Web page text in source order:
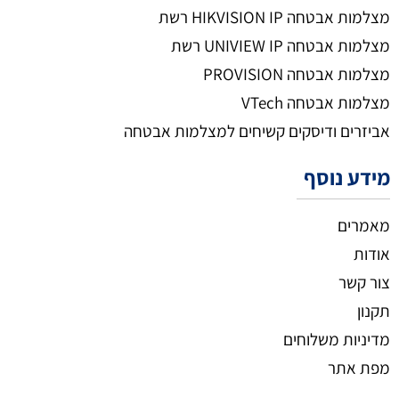
מצלמות אבטחה HIKVISION IP רשת
מצלמות אבטחה UNIVIEW IP רשת
מצלמות אבטחה PROVISION
מצלמות אבטחה VTech
אביזרים ודיסקים קשיחים למצלמות אבטחה
מידע נוסף
מאמרים
אודות
צור קשר
תקנון
מדיניות משלוחים
מפת אתר